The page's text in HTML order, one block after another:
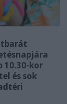
10.30-kor
és sok